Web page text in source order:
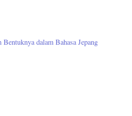
dalam Bahasa Jepang